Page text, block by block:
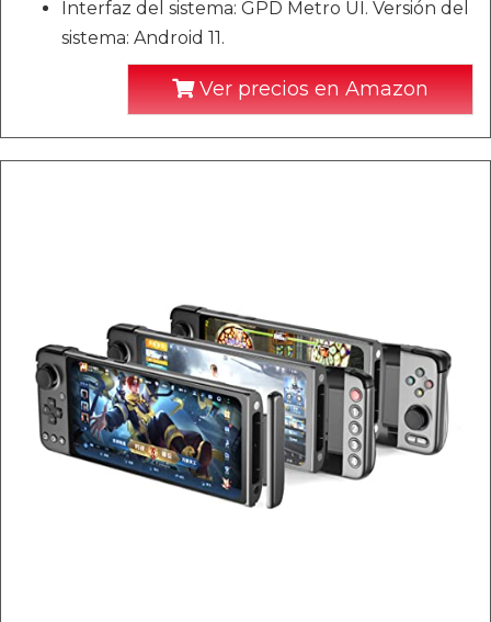
Interfaz del sistema: GPD Metro UI. Versión del
sistema: Android 11.
Ver precios en Amazon